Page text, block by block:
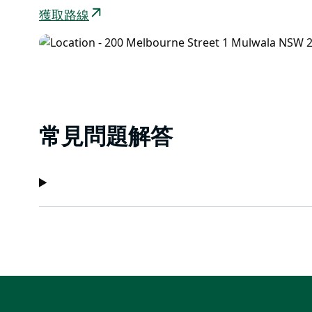
獲取路線
常見問題解答